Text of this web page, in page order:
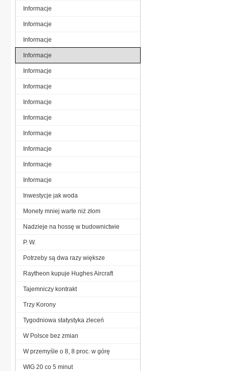
Informacje
Informacje
Informacje
Informacje
Informacje
Informacje
Informacje
Informacje
Informacje
Informacje
Informacje
Informacje
Inwestycje jak woda
Monety mniej warte niż złom
Nadzieje na hossę w budownictwie
P. W.
Potrzeby są dwa razy większe
Raytheon kupuje Hughes Aircraft
Tajemniczy kontrakt
Trzy Korony
Tygodniowa statystyka zleceń
W Polsce bez zmian
W przemyśle o 8, 8 proc. w górę
WIG 20 co 5 minut